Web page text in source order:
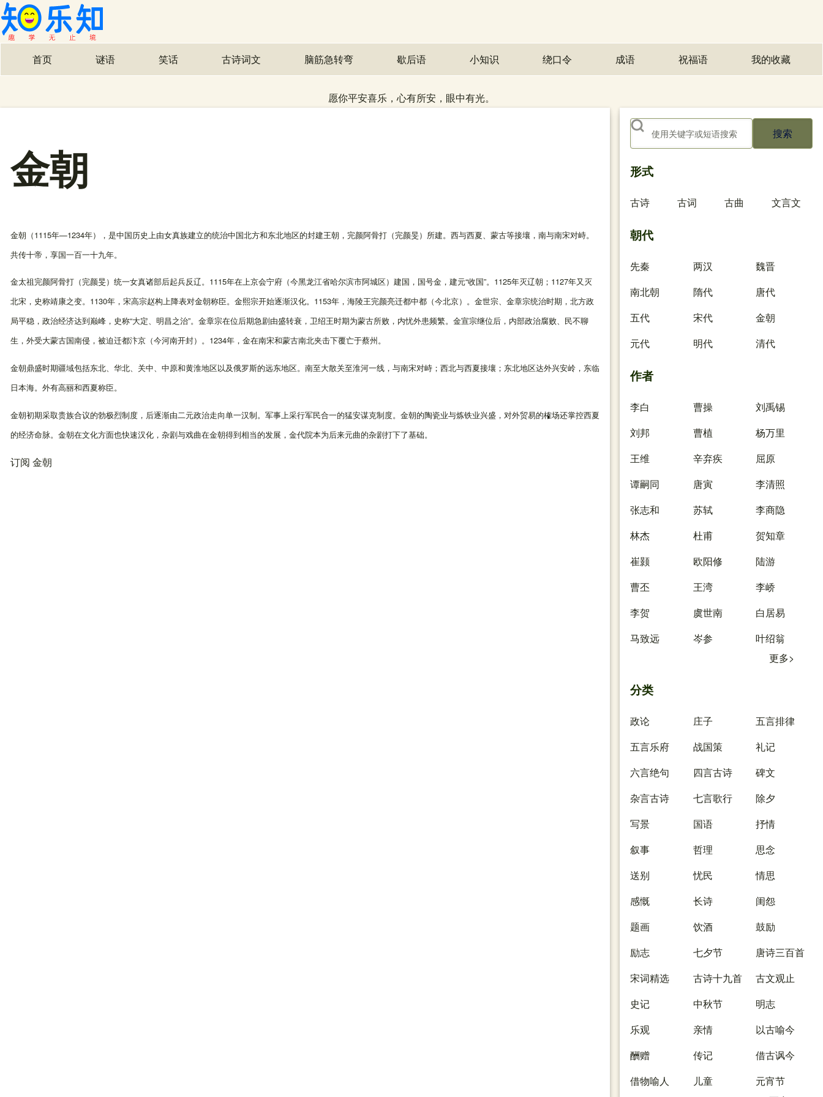
主导航
首页 谜语 笑话 古诗词文 脑筋急转弯 歇后语 小知识 绕口令 成语 祝福语 我的收藏(opens in
愿你平安喜乐，心有所安，眼中有光。
金朝
金朝（1115年—1234年），是中国历史上由女真族建立的统治中国北方和东北地区的封建王朝，完颜阿骨打（完颜旻）所建。西与西夏、蒙古等接壤，南与南宋对峙。
共传十帝，享国一百一十九年。
金太祖完颜阿骨打（完颜旻）统一女真诸部后起兵反辽。1115年在上京会宁府（今黑龙江省哈尔滨市阿城区）建国，国号金，建元“收国”。1125年灭辽朝；1127年又灭
北宋，史称靖康之变。1130年，宋高宗赵构上降表对金朝称臣。金熙宗开始逐渐汉化。1153年，海陵王完颜亮迁都中都（今北京）。金世宗、金章宗统治时期，北方政
局平稳，政治经济达到巅峰，史称“大定、明昌之治”。金章宗在位后期急剧由盛转衰，卫绍王时期为蒙古所败，内忧外患频繁。金宣宗继位后，内部政治腐败、民不聊
生，外受大蒙古国南侵，被迫迁都汴京（今河南开封）。1234年，金在南宋和蒙古南北夹击下覆亡于蔡州。
金朝鼎盛时期疆域包括东北、华北、关中、中原和黄淮地区以及俄罗斯的远东地区。南至大散关至淮河一线，与南宋对峙；西北与西夏接壤；东北地区达外兴安岭，东临
日本海。外有高丽和西夏称臣。
金朝初期采取贵族合议的勃极烈制度，后逐渐由二元政治走向单一汉制。军事上采行军民合一的猛安谋克制度。金朝的陶瓷业与炼铁业兴盛，对外贸易的榷场还掌控西夏
的经济命脉。金朝在文化方面也快速汉化，杂剧与戏曲在金朝得到相当的发展，金代院本为后来元曲的杂剧打下了基础。
订阅 金朝
搜索
形式
古诗 古词 古曲 文言文
朝代
先秦 两汉
魏晋
南北朝
隋代
唐代
五代
宋代
金朝
元代
明代 清代
作者
李白 曹操
刘禹锡
刘邦
曹植
杨万里
王维
辛弃疾
屈原
谭嗣同
唐寅
李清照
张志和
苏轼
李商隐
林杰
杜甫
贺知章
崔颢
欧阳修
陆游
曹丕
王湾
李峤
李贺
虞世南
白居易
马致远
岑参
叶绍翁
更多>
分类
政论 庄子
五言排律
五言乐府
战国策
礼记
六言绝句
四言古诗
碑文
杂言古诗
七言歌行
除夕
写景
国语
抒情
叙事
哲理
思念
送别
忧民
情思
感慨
长诗
闺怨
题画
饮酒
鼓励
励志
七夕节
唐诗三百首
宋词精选
古诗十九首
古文观止
史记
中秋节
明志
乐观
亲情
以古喻今
酬赠
传记
借古讽今
借物喻人
儿童
元宵节